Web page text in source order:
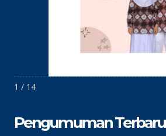
1 / 14
Pengumuman Terbaru